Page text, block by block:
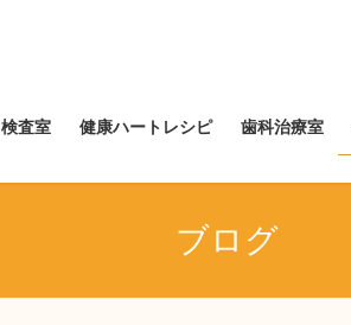
検査室 健康ハートレシピ 歯科治療室
ブログ